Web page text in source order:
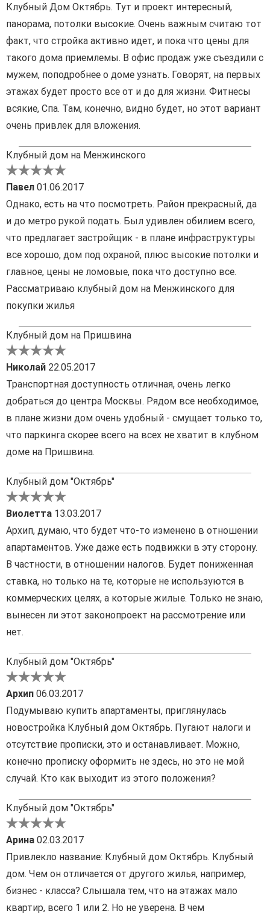
Клубный Дом Октябрь. Тут и проект интересный,
панорама, потолки высокие. Очень важным считаю тот
факт, что стройка активно идет, и пока что цены для
такого дома приемлемы. В офис продаж уже съездили с
мужем, поподробнее о доме узнать. Говорят, на первых
этажах будет просто все от и до для жизни. Фитнесы
всякие, Спа. Там, конечно, видно будет, но этот вариант
очень привлек для вложения.
Клубный дом на Менжинского
Павел 01.06.2017
Однако, есть на что посмотреть. Район прекрасный, да
и до метро рукой подать. Был удивлен обилием всего,
что предлагает застройщик - в плане инфраструктуры
все хорошо, дом под охраной, плюс высокие потолки и
главное, цены не ломовые, пока что доступно все.
Рассматриваю клубный дом на Менжинского для
покупки жилья
Клубный дом на Пришвина
Николай 22.05.2017
Транспортная доступность отличная, очень легко
добраться до центра Москвы. Рядом все необходимое,
в плане жизни дом очень удобный - смущает только то,
что паркинга скорее всего на всех не хватит в клубном
доме на Пришвина.
Клубный дом "Октябрь"
Виолетта 13.03.2017
Архип, думаю, что будет что-то изменено в отношении
апартаментов. Уже даже есть подвижки в эту сторону.
В частности, в отношении налогов. Будет пониженная
ставка, но только на те, которые не используются в
коммерческих целях, а которые жилые. Только не знаю,
вынесен ли этот законопроект на рассмотрение или
нет.
Клубный дом "Октябрь"
Архип 06.03.2017
Подумываю купить апартаменты, приглянулась
новостройка Клубный дом Октябрь. Пугают налоги и
отсутствие прописки, это и останавливает. Можно,
конечно прописку оформить не здесь, но это не мой
случай. Кто как выходит из этого положения?
Клубный дом "Октябрь"
Арина 02.03.2017
Привлекло название: Клубный дом Октябрь. Клубный
дом. Чем он отличается от другого жилья, например,
бизнес - класса? Слышала тем, что на этажах мало
квартир, всего 1 или 2. Но не уверена. В чем